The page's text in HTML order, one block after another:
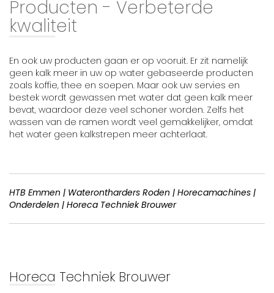
Producten - Verbeterde
kwaliteit
En ook uw producten gaan er op vooruit. Er zit namelijk
geen kalk meer in uw op water gebaseerde producten
zoals koffie, thee en soepen. Maar ook uw servies en
bestek wordt gewassen met water dat geen kalk meer
bevat, waardoor deze veel schoner worden. Zelfs het
wassen van de ramen wordt veel gemakkelijker, omdat
het water geen kalkstrepen meer achterlaat.
HTB Emmen | Waterontharders Roden | Horecamachines |
Onderdelen | Horeca Techniek Brouwer
Horeca Techniek Brouwer